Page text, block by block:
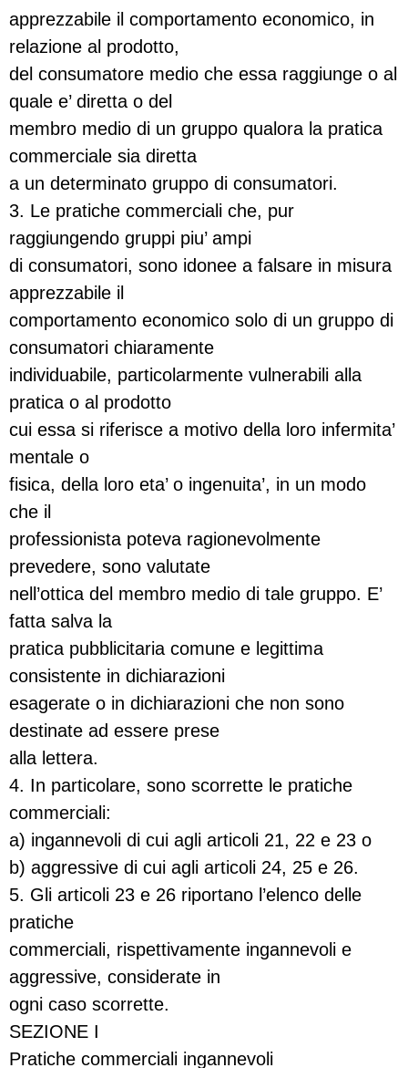
apprezzabile il comportamento economico, in
relazione al prodotto,
del consumatore medio che essa raggiunge o al
quale e’ diretta o del
membro medio di un gruppo qualora la pratica
commerciale sia diretta
a un determinato gruppo di consumatori.
3. Le pratiche commerciali che, pur
raggiungendo gruppi piu’ ampi
di consumatori, sono idonee a falsare in misura
apprezzabile il
comportamento economico solo di un gruppo di
consumatori chiaramente
individuabile, particolarmente vulnerabili alla
pratica o al prodotto
cui essa si riferisce a motivo della loro infermita’
mentale o
fisica, della loro eta’ o ingenuita’, in un modo
che il
professionista poteva ragionevolmente
prevedere, sono valutate
nell’ottica del membro medio di tale gruppo. E’
fatta salva la
pratica pubblicitaria comune e legittima
consistente in dichiarazioni
esagerate o in dichiarazioni che non sono
destinate ad essere prese
alla lettera.
4. In particolare, sono scorrette le pratiche
commerciali:
a) ingannevoli di cui agli articoli 21, 22 e 23 o
b) aggressive di cui agli articoli 24, 25 e 26.
5. Gli articoli 23 e 26 riportano l’elenco delle
pratiche
commerciali, rispettivamente ingannevoli e
aggressive, considerate in
ogni caso scorrette.
SEZIONE I
Pratiche commerciali ingannevoli